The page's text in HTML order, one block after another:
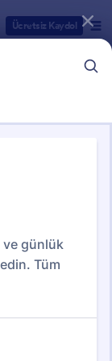
Ücretsiz Kaydol